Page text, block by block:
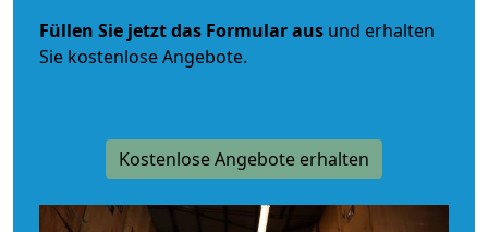
Füllen Sie jetzt das Formular aus und erhalten
Sie kostenlose Angebote.
Kostenlose Angebote erhalten